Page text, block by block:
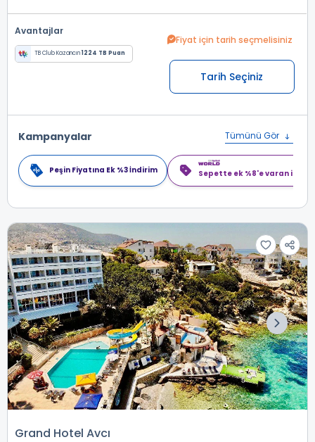
Avantajlar
TB Club Kazancın1224 TB Puan
Fiyat için tarih seçmelisiniz
Tarih Seçiniz
Kampanyalar Tümünü Gör
Peşin Fiyatına Ek %3 İndirim Sepette ek %8'e varan
Grand Hotel Avcı